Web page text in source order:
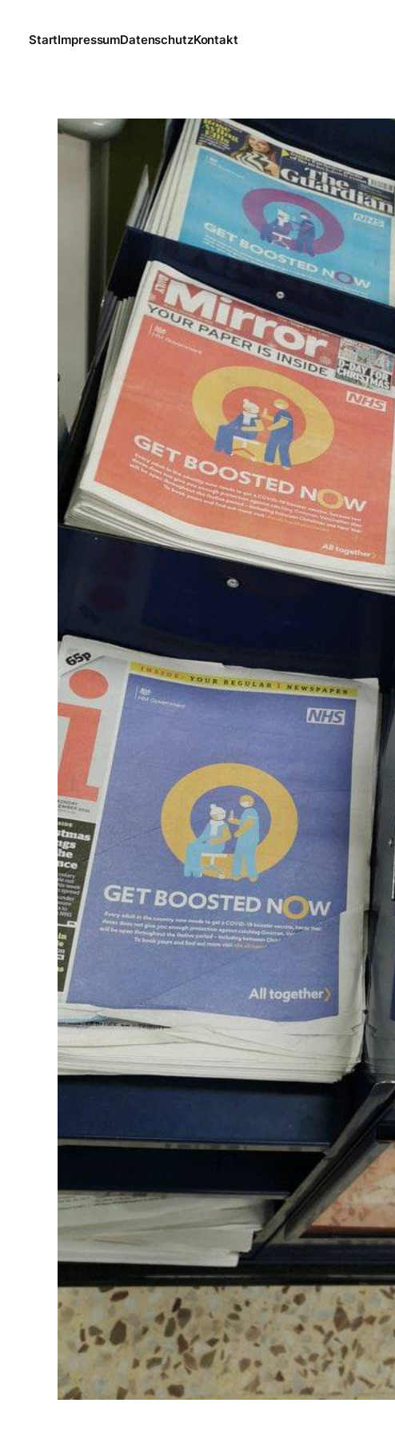
StartImpressumDatenschutzKontakt